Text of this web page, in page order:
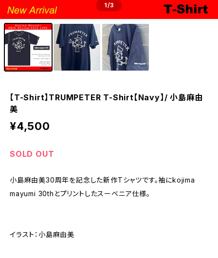
1/3
【T-Shirt】TRUMPETER T-Shirt【Navy】/ 小島麻由
美
¥4,500
SOLD OUT
小島麻由美30周年を記念した新作Tシャツです。袖にkojima
mayumi 30thとプリントしたスーベニア仕様。
イラスト：小島麻由美